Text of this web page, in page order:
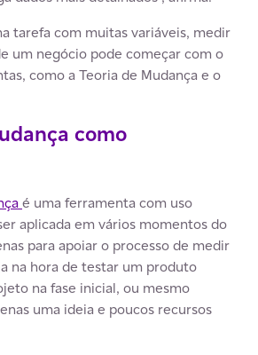
tarefa com muitas variáveis, medir
um negócio pode começar com o
como a Teoria de Mudança e o
como
é uma ferramenta com uso
aplicada em vários momentos do
para apoiar o processo de medir
na hora de testar um produto
na fase inicial, ou mesmo
uma ideia e poucos recursos